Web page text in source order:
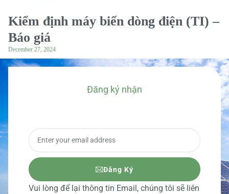
Kiểm định máy biến dòng điện (TI) –
Báo giá
December 27, 2024
Đăng ký nhận
Đăng Ký
Vui lòng để lại thông tin Email, chúng tôi sẽ liên